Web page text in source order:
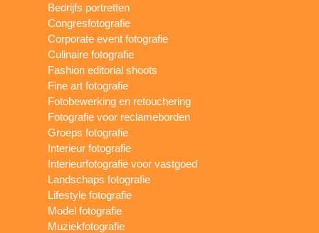
Bedrijfs portretten
Congresfotografie
Corporate event fotografie
Culinaire fotografie
Fashion editorial shoots
Fine art fotografie
Fotobewerking en retouchering
Fotografie voor reclameborden
Groeps fotografie
Interieur fotografie
Interieurfotografie voor vastgoed
Landschaps fotografie
Lifestyle fotografie
Model fotografie
Muziekfotografie